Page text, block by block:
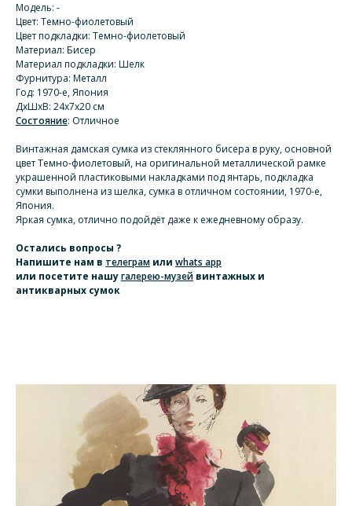
Модель: -
Цвет: Темно-фиолетовый
Цвет подкладки: Темно-фиолетовый
Материал: Бисер
Материал подкладки: Шелк
Фурнитура: Металл
Год: 1970-е, Япония
ДхШхВ: 24х7х20 см
Состояние: Отличное
Винтажная дамская сумка из стеклянного бисера в руку, основной
цвет Темно-фиолетовый, на оригинальной металлической рамке
украшенной пластиковыми накладками под янтарь, подкладка
сумки выполнена из шелка, сумка в отличном состоянии, 1970-е,
Япония.
Яркая сумка, отлично подойдёт даже к ежедневному образу.
Остались вопросы ?
Напишите нам в телеграм или whats app
или посетите нашугалерею-музей винтажных и
антикварных сумок